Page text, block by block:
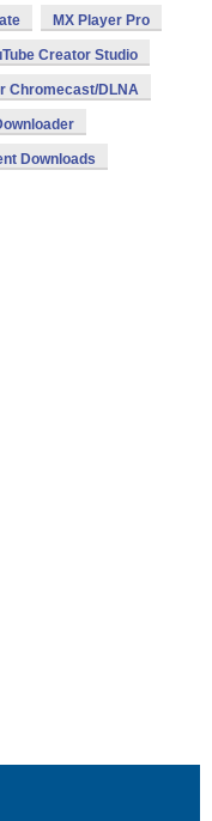
MX Player Pro
Creator Studio
Chromecast/DLNA
Downloads